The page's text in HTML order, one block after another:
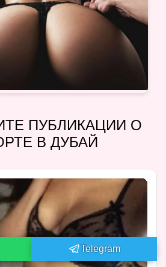
ПУБЛИКАЦИИ О
В ДУБАЙ
Telegram